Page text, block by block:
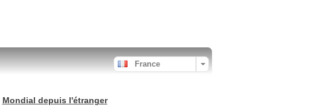
France
Mondial depuis l'étranger